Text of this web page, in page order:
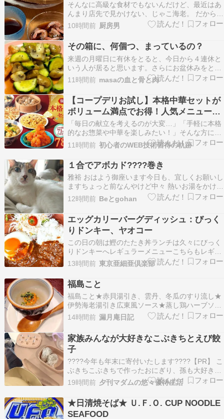
そんなに高級な食材でもないんだけど、最近はあ
んまり店先で見かけない、じゃこ海老。 だから、
新鮮なのを見つけると思わず買ってしまう。 でも
って、急いで帰ってだしを取る。鮮度が落ちない
うちに。 じゃこ海老は、すぐに鮮度が落ちて黒ず
んできてしまう。 だから、さっさとだしを取るの
が正解…
10時間前 厨房男
その箱に、何個つ、まっているの？
来週の月曜日に有休をとると、今日から４連休と
いう人が居ると思います。さらにお盆休みをとっ
て16日の日曜まで9連休という人もいるでしょう
か？登別は昨日、今年の最高気温となりました。
とはいっても27度くらいですかね。我が家は二人
の息子が帰省してきて、今日は登別～一般道で2
時間少しかか…
11時間前 masaの血と骨と肉
【コープデリお試し】本格中華セットが
ボリューム満点でお得！人気メニュー5
品を実際にチェック
「毎日の献立を考えるのが大変…」「手軽に本格
的なお惣菜や中華を楽しみたい！」そんな方に注
目されているのが、コープデリのWEB限定「おた
めしセット」です。 今回は、数あるおためしセッ
トの中でも特にボリュームと満足感があると評判
の「極 本格中華セット」の内容や特徴について詳
しくご紹…
11時間前 初心者のWEB技術習得の軌跡
１合でアボカド????巻き
雅裕 おはよう御座います今日も、宜しくお願いし
ますちょっと前なんやけど中々 熱いお湯をかけて
食べる事が出来なくてこれね紅茶のカップに、冷
たい牛乳を入れて、浮かべて崩します中から、粉
のしるこが出てきて、皮が徐々にやわやわになっ
て、甘いけど美味しいです甘々やから、渋めのお
茶やブラック…
12時間前 Beとgohan
エッグカリーバーグディッシュ：びっく
りドンキー、ヤオコー
この日の朝は鰹のたたき丼ランチは久々にびっく
りドンキーへレギュラーメニューこちらもレギュ
ラーメニューサイドメニューやスィーツメニュー
モーニングなどこの時期の限定メニュー席と席の
間がゆったりなのもよいねまずはお水でも呑んで
ます????まずはお気に入りのイカの箱舟これは結
構頼んでま…
13時間前 東京亜細亜倶楽部
福島こと
福島こと★赤貝湯引き、雲丹、冬瓜のすり流し★
伊勢海老湯引き広東風ソース★蒸し鶏ハーブソー
ス、叉焼、八尾の枝豆紹興酒酒粕漬け★金目鯛、
鮑、伊勢海老、松茸、玉蜀黍、アスパラガス、オ
クラ、冬瓜の羽衣蒸し★鱧の四川風香り炒め★和
牛と実山椒の小籠包★琵琶豆腐の酸辣湯★ロース
トダック★鱶鰭…
14時間前 漏月庵日記
家族みんなが大好きなこぶきちとえび餃
子
????今年も年末に寄付いたします????【PR】 こ
ぶきちこぶきちで作ったおにぎり、孫も大好きで
す♪火を使わず直ぐに食べられるおにぎりの出番
多し。美味しいだけじゃない、栄養もたっぷり摂
れます。おにぎり以外にも色々なお料理に使えま
す。小豆島醤油の香ばしい風味と、二度の乾燥工
程が…
19時間前 夕刊マダムの悠々優待生活
★日清焼そば★ Ｕ.Ｆ.Ｏ. CUP NOODLE
SEAFOOD